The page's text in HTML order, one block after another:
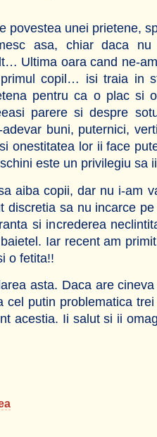
povestea unei prietene,
asa, chiar daca
Ultima oara cand ne-
copil… isi traia in
pentru ca o plac si
parere si despre
adevar buni, puternici,
onestitatea lor ii face
este un privilegiu sa
aiba copii, dar nu i-am
discretia sa nu incarce
si increderea
Iar recent am
o fetita!!
asta. Daca are
cel putin problematica
acestia. Ii salut si ii